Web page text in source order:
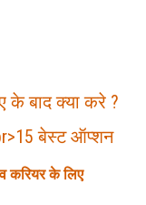
करियर के लिए